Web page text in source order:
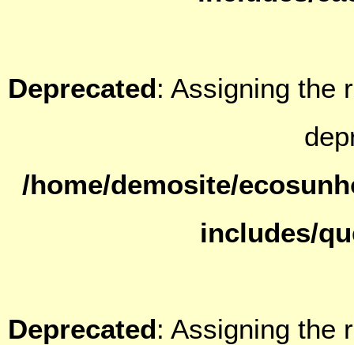
Deprecated: Assigning the
/home/demosite/
includes/
Deprecated: Assigning the